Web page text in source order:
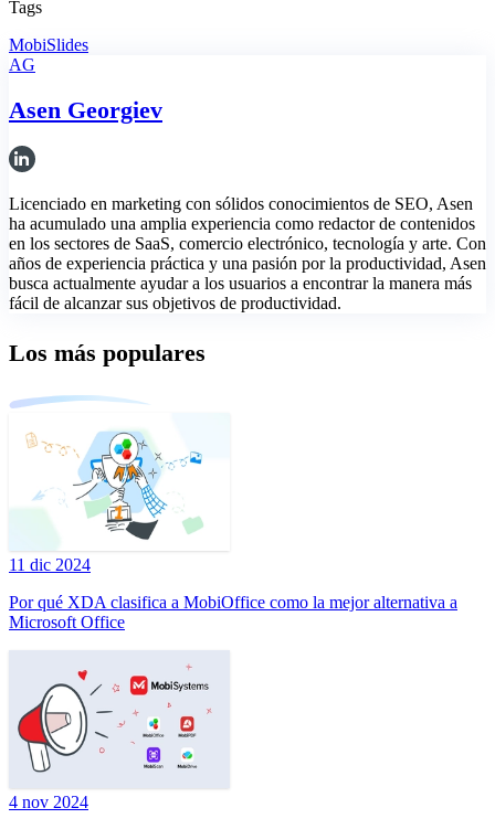
Tags
MobiSlides
AG
Asen Georgiev
Licenciado en marketing con sólidos conocimientos de SEO, Asen
ha acumulado una amplia experiencia como redactor de contenidos
en los sectores de SaaS, comercio electrónico, tecnología y arte. Con
años de experiencia práctica y una pasión por la productividad, Asen
busca actualmente ayudar a los usuarios a encontrar la manera más
fácil de alcanzar sus objetivos de productividad.
Los más populares
11 dic 2024
Por qué XDA clasifica a MobiOffice como la mejor alternativa a
Microsoft Office
4 nov 2024